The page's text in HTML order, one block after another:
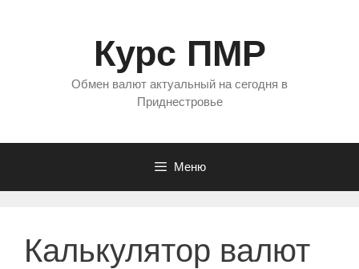
Курс ПМР
Обмен валют актуальный на сегодня в
Приднестровье
Меню
Калькулятор валют